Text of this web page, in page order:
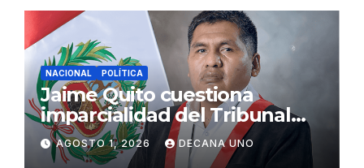
NACIONAL POLÍTICA
Jaime Quito cuestiona
imparcialidad del Tribunal
Constitucional tras liberación
de Ollanta Humala
AGOSTO 1, 2026 DECANA UNO